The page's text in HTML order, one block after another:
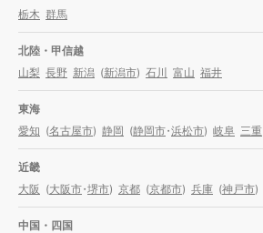
栃木 群馬
北陸・甲信越
山梨 長野 新潟 (新潟市) 石川 富山 福井
東海
愛知 (名古屋市) 静岡 (静岡市・浜松市) 岐阜 三重
近畿
大阪 (大阪市・堺市) 京都 (京都市) 兵庫 (神戸市)
中国・四国